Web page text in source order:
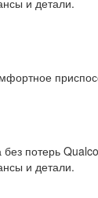
и детали.
потерь
и детали.